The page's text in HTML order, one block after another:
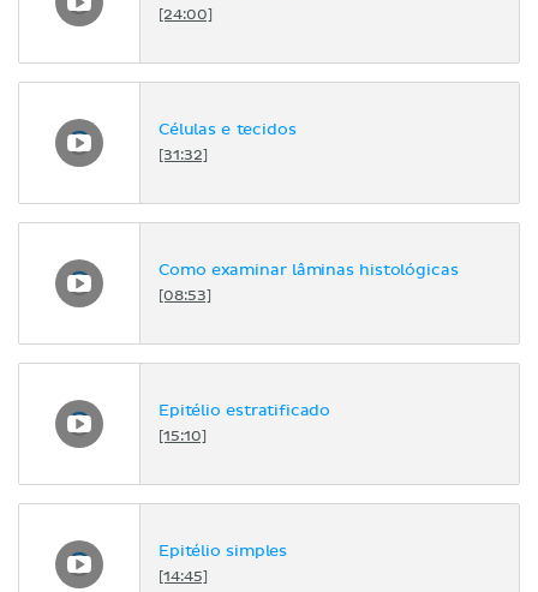
[24:00]
Células e tecidos
[31:32]
Como examinar lâminas histológicas
[08:53]
Epitélio estratificado
[15:10]
Epitélio simples
[14:45]